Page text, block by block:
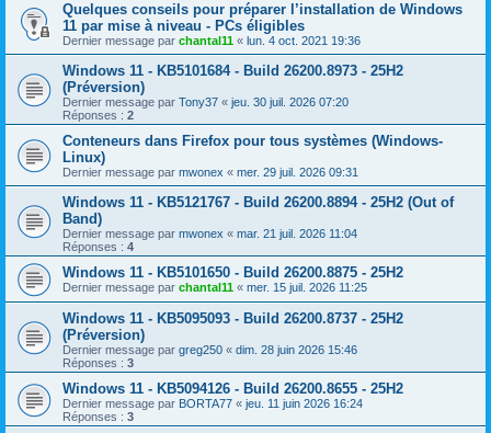
Quelques conseils pour préparer l’installation de Windows
11 par mise à niveau - PCs éligibles
Dernier message par chantal11 « lun. 4 oct. 2021 19:36
Windows 11 - KB5101684 - Build 26200.8973 - 25H2
(Préversion)
Dernier message par Tony37 « jeu. 30 juil. 2026 07:20
Réponses : 2
Conteneurs dans Firefox pour tous systèmes (Windows-
Linux)
Dernier message par mwonex « mer. 29 juil. 2026 09:31
Windows 11 - KB5121767 - Build 26200.8894 - 25H2 (Out of
Band)
Dernier message par mwonex « mar. 21 juil. 2026 11:04
Réponses : 4
Windows 11 - KB5101650 - Build 26200.8875 - 25H2
Dernier message par chantal11 « mer. 15 juil. 2026 11:25
Windows 11 - KB5095093 - Build 26200.8737 - 25H2
(Préversion)
Dernier message par greg250 « dim. 28 juin 2026 15:46
Réponses : 3
Windows 11 - KB5094126 - Build 26200.8655 - 25H2
Dernier message par BORTA77 « jeu. 11 juin 2026 16:24
Réponses : 3